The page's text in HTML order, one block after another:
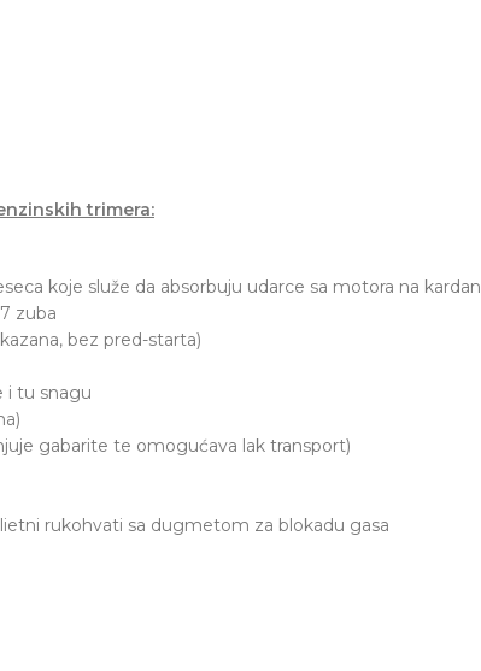
trimera:
koje služe da absorbuju udarce sa motora na kardan
zuba
bez pred-starta)
i tu snagu
gabarite te omogućava lak transport)
rukohvati sa dugmetom za blokadu gasa